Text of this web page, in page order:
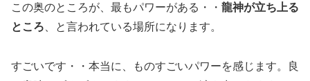
この奥のところが、最もパワーがある・・ 龍神が立ち上る
ところ 、と言われている場所になります。
すごいです・・本当に、ものすごいパワーを感じます。良